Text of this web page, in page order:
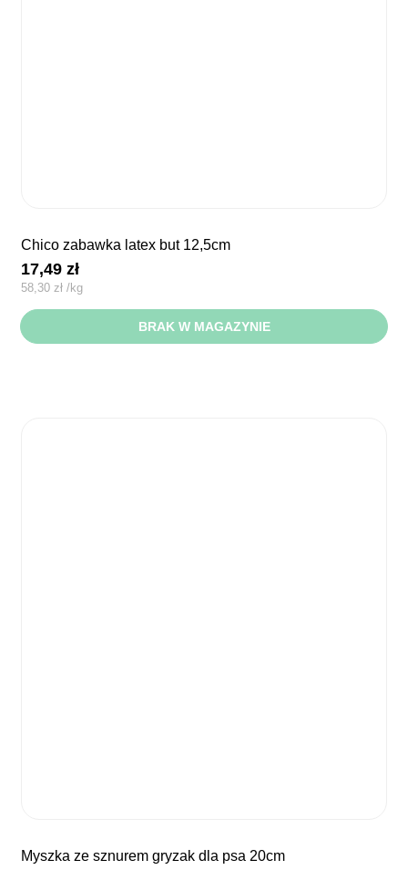
chico zabawka latex but 12,5cm
17,49zł
58,30 zł /kg
BRAK W MAGAZYNIE
myszka ze sznurem gryzak dla psa 20cm